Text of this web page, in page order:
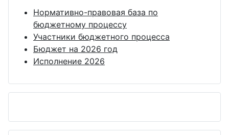
Нормативно-правовая база по
бюджетному процессу
Участники бюджетного процесса
Бюджет на 2026 год
Исполнение 2026